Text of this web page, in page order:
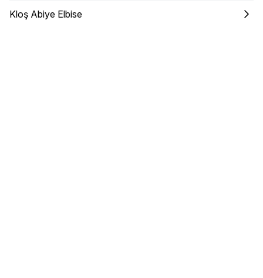
Kloş Abiye Elbise